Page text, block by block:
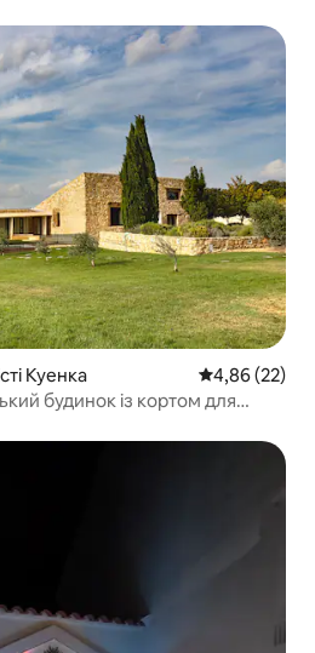
Куенка Середня
4,86 (22)
будинок із кортом для